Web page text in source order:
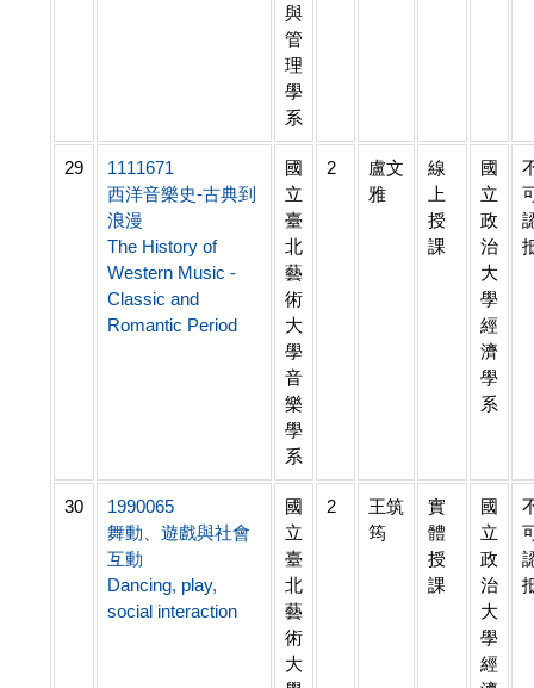
與
管
理
學
系
29
1111671
西洋音樂史-古典到
浪漫
The History of
Western Music -
Classic and
Romantic Period
國
立
臺
北
藝
術
大
學
音
樂
學
系
2
盧文
雅
線
上
授
課
國
立
政
治
大
學
經
濟
學
系
30
1990065
舞動、遊戲與社會
互動
Dancing, play,
social interaction
國
立
臺
北
藝
術
大
2
王筑
筠
實
體
授
課
國
立
政
治
大
學
經